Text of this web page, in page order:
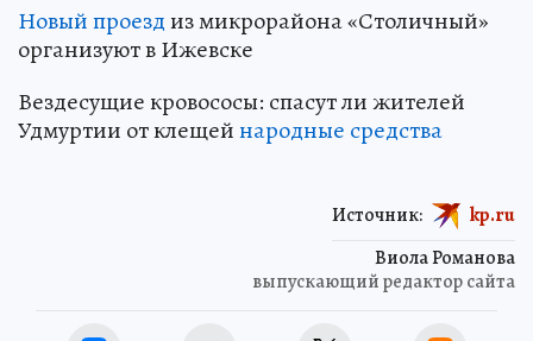
Новый проездиз микрорайона «Столичный»
организуют в Ижевске
Вездесущие кровососы: спасут ли жителей
Удмуртии от клещейнародные средства
Виола Романова
выпускающий редактор сайта
Источник: kp.ru